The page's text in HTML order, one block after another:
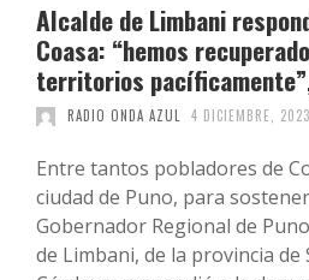
Alcalde de Limbani
Coasa: “hemos
territorios
RADIO ONDA AZUL 4 DICIEMBRE, 2023
Entre tantos pobladores de
ciudad de Puno, para
Gobernador Regional de
de Limbani, de la provincia de